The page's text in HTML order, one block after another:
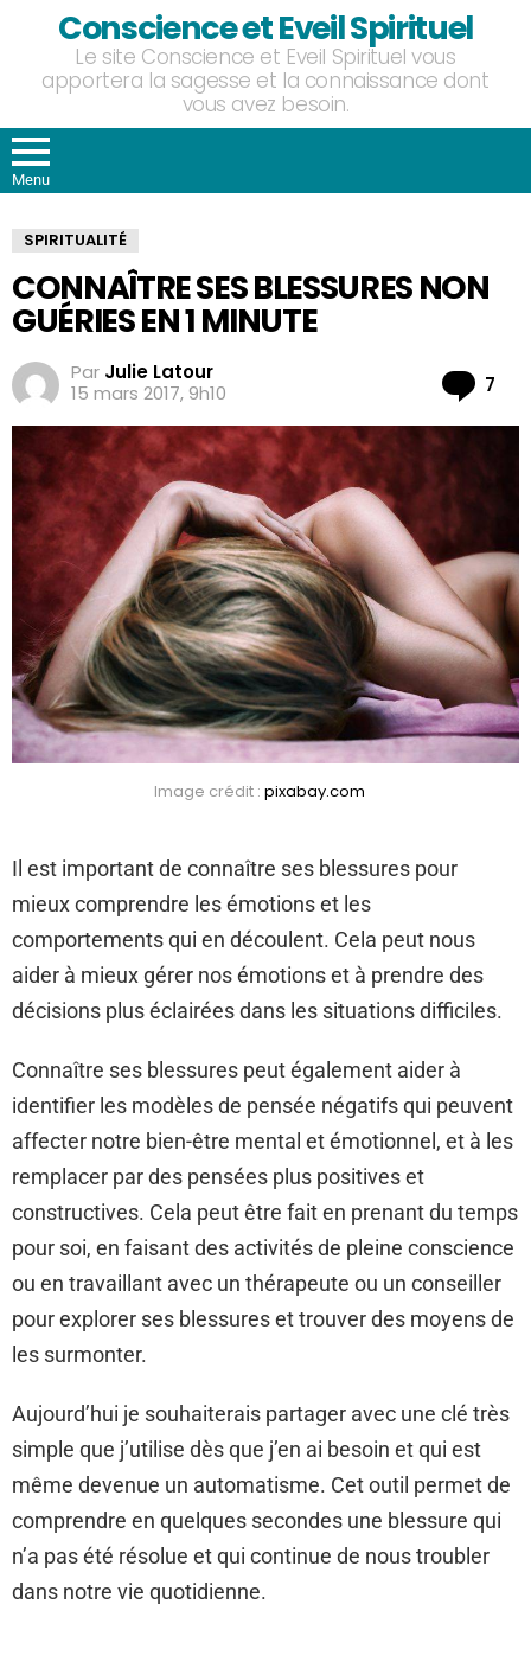
Conscience et Eveil Spirituel
Le site Conscience et Eveil Spirituel vous
apportera la sagesse et la connaissance dont
vous avez besoin.
Menu
SPIRITUALITÉ
CONNAÎTRE SES BLESSURES NON
GUÉRIES EN 1 MINUTE
Par Julie Latour
15 mars 2017, 9h10
7
Image crédit : pixabay.com
Il est important de connaître ses blessures pour
mieux comprendre les émotions et les
comportements qui en découlent. Cela peut nous
aider à mieux gérer nos émotions et à prendre des
décisions plus éclairées dans les situations difficiles.
Connaître ses blessures peut également aider à
identifier les modèles de pensée négatifs qui peuvent
affecter notre bien-être mental et émotionnel, et à les
remplacer par des pensées plus positives et
constructives. Cela peut être fait en prenant du temps
pour soi, en faisant des activités de pleine conscience
ou en travaillant avec un thérapeute ou un conseiller
pour explorer ses blessures et trouver des moyens de
les surmonter.
Aujourd’hui je souhaiterais partager avec une clé très
simple que j’utilise dès que j’en ai besoin et qui est
même devenue un automatisme. Cet outil permet de
comprendre en quelques secondes une blessure qui
n’a pas été résolue et qui continue de nous troubler
dans notre vie quotidienne.